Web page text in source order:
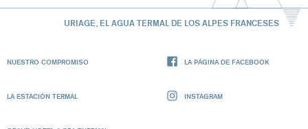
URIAGE, EL AGUA TERMAL DE LOS ALPES FRANCESES
NUESTRO COMPROMISO
LA ESTACIÓN TERMAL
LA PÁGINA DE FACEBOOK
INSTAGRAM